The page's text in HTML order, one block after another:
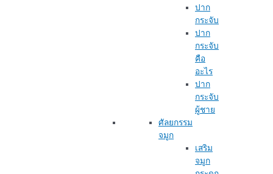
ปาก
กระจับ
ปาก
กระจับ
คือ
อะไร
ปาก
กระจับ
ผู้ชาย
ศัลยกรรม
จมูก
เสริม
จมูก